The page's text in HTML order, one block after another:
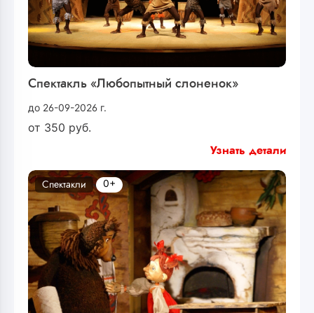
Спектакль «Любопытный слоненок»
до 26-09-2026 г.
от 350 руб.
Узнать детали
Спектакли 0+